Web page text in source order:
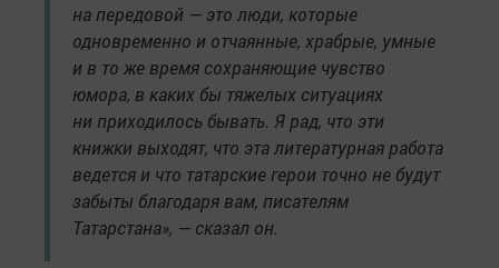
на передовой — это люди, которые
одновременно и отчаянные, храбрые, умные
и в то же время сохраняющие чувство
юмора, в каких бы тяжелых ситуациях
ни приходилось бывать. Я рад, что эти
книжки выходят, что эта литературная работа
ведется и что татарские герои точно не будут
забыты благодаря вам, писателям
Татарстана», — сказал он.